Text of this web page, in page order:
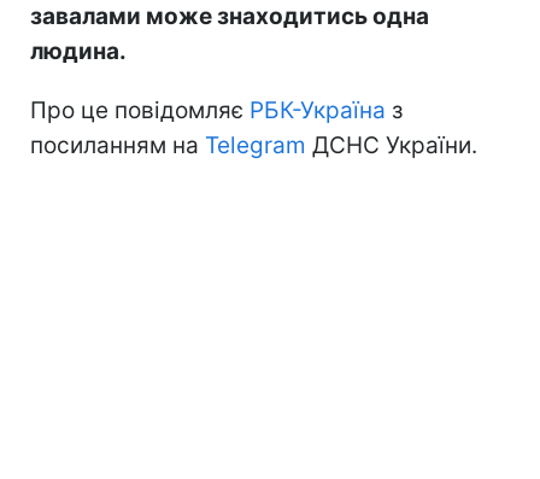
завалами може знаходитись одна
людина.
Про це повідомляє РБК-Україна з
посиланням на Telegram ДСНС України.